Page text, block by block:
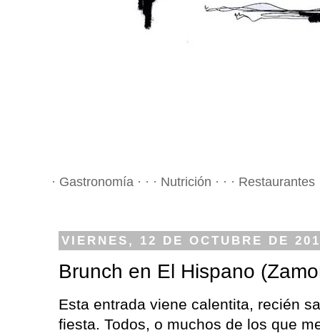
· Gastronomía · · · Nutrición · · ·
VIERNES, 12 DE OCTUBRE DE
Brunch en El Hispano
Esta entrada viene calentita, recién
fiesta. Todos, o muchos de los que